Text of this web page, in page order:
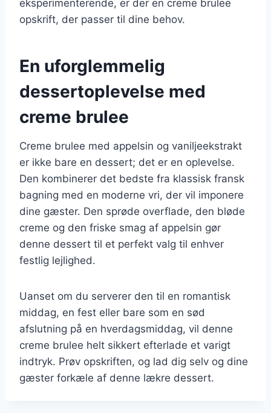
eksperimenterende, er der en creme brulee
opskrift, der passer til dine behov.
En uforglemmelig
dessertoplevelse med
creme brulee
Creme brulee med appelsin og vaniljeekstrakt
er ikke bare en dessert; det er en oplevelse.
Den kombinerer det bedste fra klassisk fransk
bagning med en moderne vri, der vil imponere
dine gæster. Den sprøde overflade, den bløde
creme og den friske smag af appelsin gør
denne dessert til et perfekt valg til enhver
festlig lejlighed.
Uanset om du serverer den til en romantisk
middag, en fest eller bare som en sød
afslutning på en hverdagsmiddag, vil denne
creme brulee helt sikkert efterlade et varigt
indtryk. Prøv opskriften, og lad dig selv og dine
gæster forkæle af denne lækre dessert.